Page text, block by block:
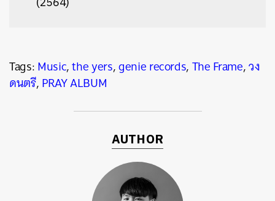
Tags:Music,the yers,genie records,The Frame,วง
ดนตรี,PRAY ALBUM
AUTHOR